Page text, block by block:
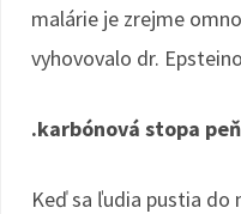
malárie je zrejme
vyhovovalo dr.
.karbónová stopa
Keď sa ľudia pustia do